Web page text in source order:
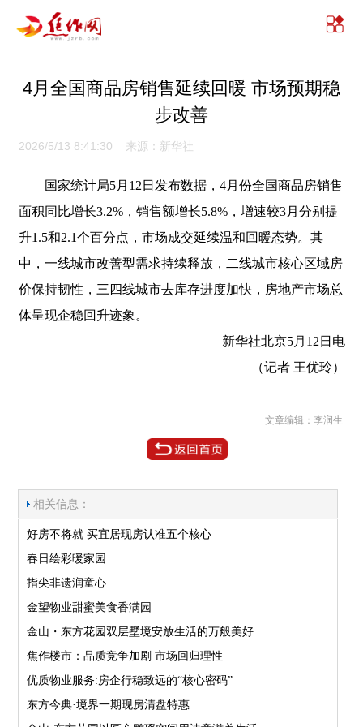
4月全国商品房销售延续回暖 市场预期稳
步改善
2026/5/13 8:41:30 来源：新华社
国家统计局5月12日发布数据，4月份全国商品房销售
面积同比增长3.2%，销售额增长5.8%，增速较3月分别提
升1.5和2.1个百分点，市场成交延续温和回暖态势。其
中，一线城市改善型需求持续释放，二线城市核心区域房
价保持韧性，三四线城市去库存进度加快，房地产市场总
体呈现企稳回升迹象。
新华社北京5月12日电
（记者 王优玲）
文章编辑：李润生
相关信息：
好房不将就 买宜居现房认准五个核心
春日绘彩暖家园
指尖非遗润童心
金望物业甜蜜美食香满园
金山・东方花园双层墅境安放生活的万般美好
焦作楼市：品质竞争加剧 市场回归理性
优质物业服务:房企行稳致远的“核心密码”
东方今典·境界一期现房清盘特惠